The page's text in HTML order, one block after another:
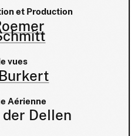
et Production
vues
Aérienne
der Dellen